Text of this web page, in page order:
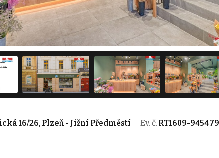
16/26, Plzeň - Jižní Předměstí Ev. č. RT1609-945479